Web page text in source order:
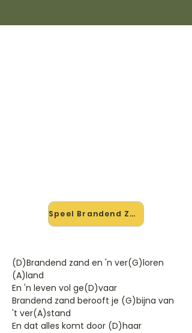
Speel Brandend Zand mee →
(D)Brandend zand en 'n ver(G)loren
(A)land
En 'n leven vol ge(D)vaar
Brandend zand berooft je (G)bijna van
't ver(A)stand
En dat alles komt door (D)haar